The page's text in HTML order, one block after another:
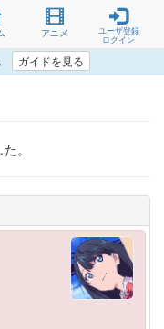
アニメ
ユーザ登録
ログイン
ガイドを見る
。